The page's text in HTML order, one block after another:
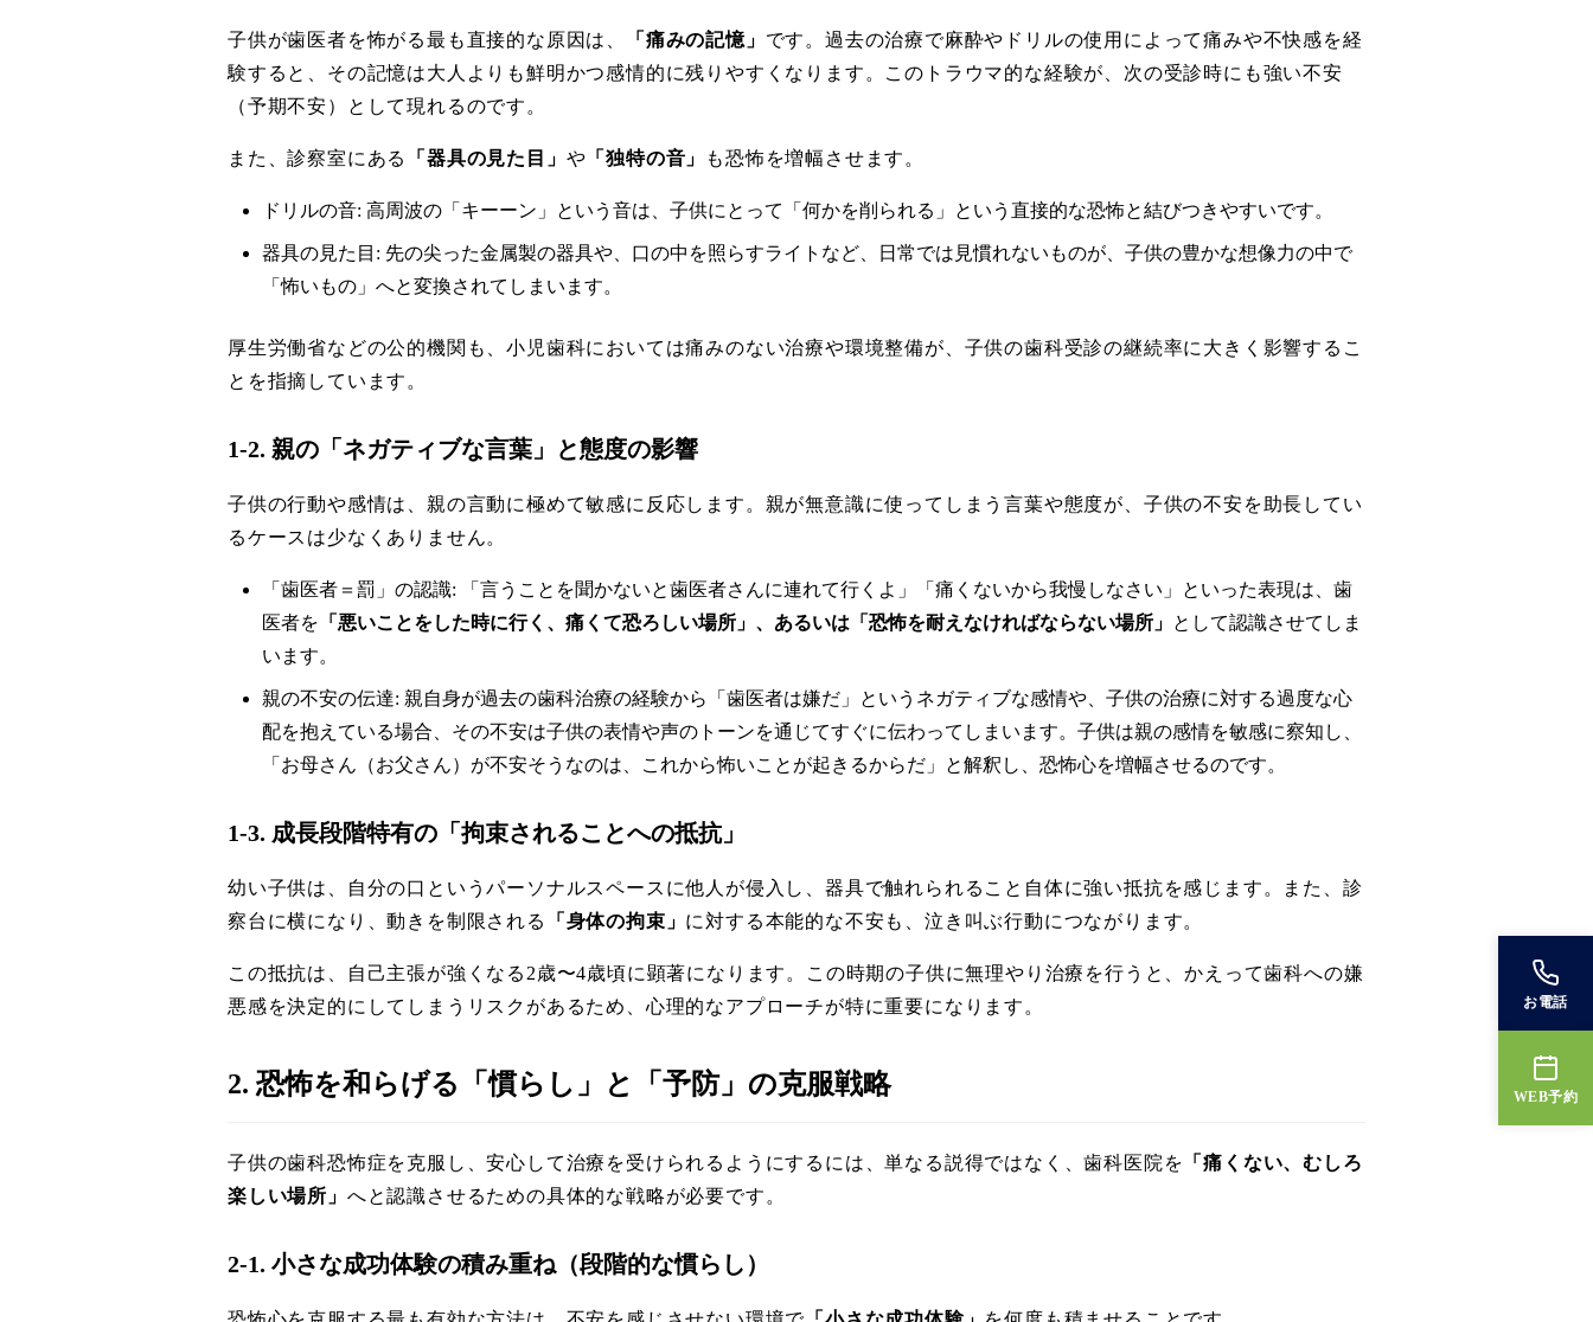
お電話
WEB予約
子供が歯医者を怖がる最も直接的な原因は、 「痛みの記憶」 です。過去の治療で麻酔やドリルの使用によって痛みや不快感を経
験すると、その記憶は大人よりも鮮明かつ感情的に残りやすくなります。このトラウマ的な経験が、次の受診時にも強い不安
（予期不安）として現れるのです。
また、診察室にある 「器具の見た目」 や 「独特の音」 も恐怖を増幅させます。
ドリルの音: 高周波の「キーーン」という音は、子供にとって「何かを削られる」という直接的な恐怖と結びつきやすいです。
器具の見た目: 先の尖った金属製の器具や、口の中を照らすライトなど、日常では見慣れないものが、子供の豊かな想像力の中で
「怖いもの」へと変換されてしまいます。
厚生労働省などの公的機関も、小児歯科においては痛みのない治療や環境整備が、子供の歯科受診の継続率に大きく影響するこ
とを指摘しています。
1-2. 親の「ネガティブな言葉」と態度の影響
子供の行動や感情は、親の言動に極めて敏感に反応します。親が無意識に使ってしまう言葉や態度が、子供の不安を助長してい
るケースは少なくありません。
「歯医者＝罰」の認識: 「言うことを聞かないと歯医者さんに連れて行くよ」「痛くないから我慢しなさい」といった表現は、歯
医者を 「悪いことをした時に行く、痛くて恐ろしい場所」、あるいは「恐怖を耐えなければならない場所」 として認識させてしま
います。
親の不安の伝達: 親自身が過去の歯科治療の経験から「歯医者は嫌だ」というネガティブな感情や、子供の治療に対する過度な心
配を抱えている場合、その不安は子供の表情や声のトーンを通じてすぐに伝わってしまいます。子供は親の感情を敏感に察知し、
「お母さん（お父さん）が不安そうなのは、これから怖いことが起きるからだ」と解釈し、恐怖心を増幅させるのです。
1-3. 成長段階特有の「拘束されることへの抵抗」
幼い子供は、自分の口というパーソナルスペースに他人が侵入し、器具で触れられること自体に強い抵抗を感じます。また、診
察台に横になり、動きを制限される
「身体の拘束」 に対する本能的な不安も、泣き叫ぶ行動につながります。
この抵抗は、自己主張が強くなる2歳〜4歳頃に顕著になります。この時期の子供に無理やり治療を行うと、かえって歯科への嫌
悪感を決定的にしてしまうリスクがあるため、心理的なアプローチが特に重要になります。
2. 恐怖を和らげる「慣らし」と「予防」の克服戦略
子供の歯科恐怖症を克服し、安心して治療を受けられるようにするには、単なる説得ではなく、歯科医院を 「痛くない、むしろ
楽しい場所」 へと認識させるための具体的な戦略が必要です。
2-1. 小さな成功体験の積み重ね（段階的な慣らし）